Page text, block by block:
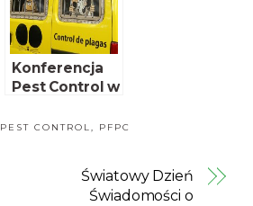
Konferencja
Pest Control w
PEST CONTROL, PFPC
Światowy Dzień
Świadomości o